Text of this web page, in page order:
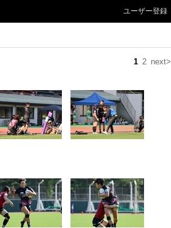
ユーザー登録
1 2 next>